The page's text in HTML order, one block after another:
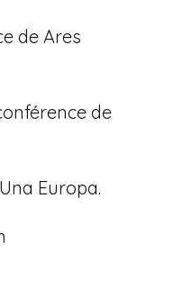
de Ares
de
Europa.